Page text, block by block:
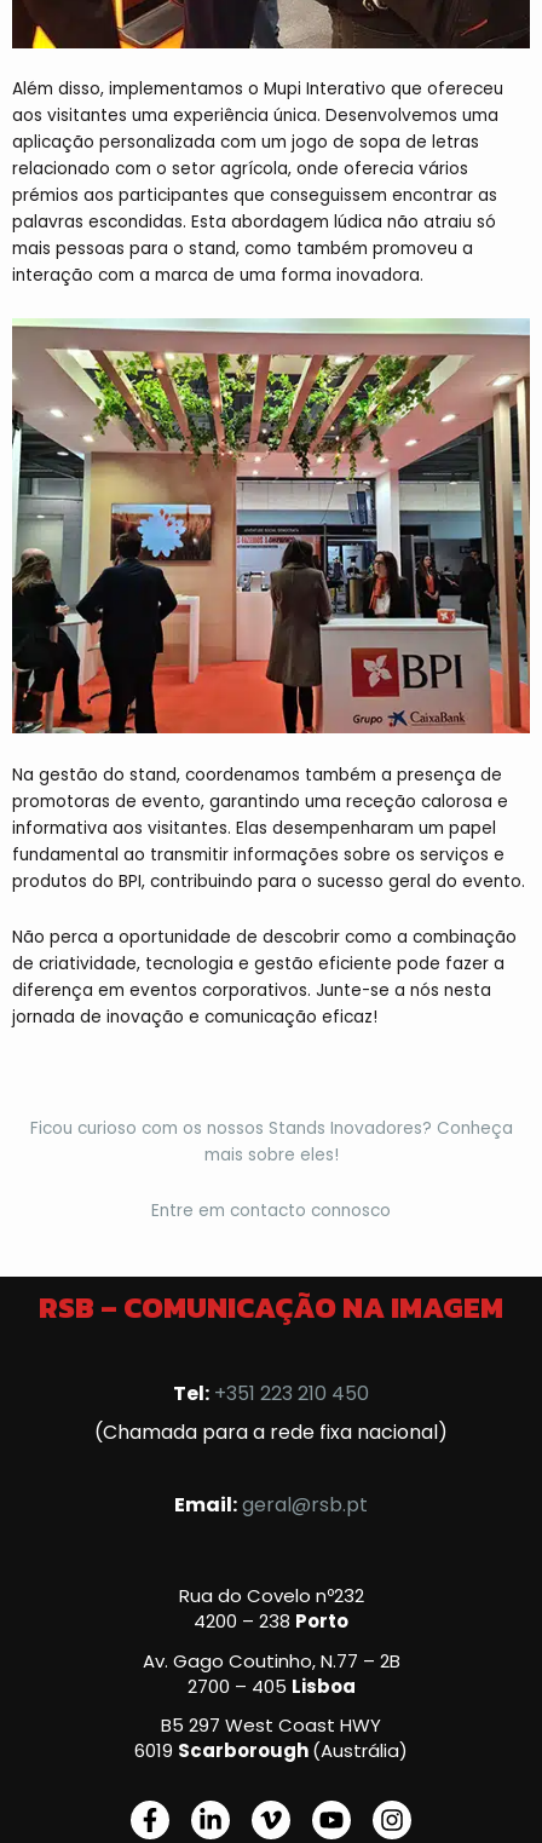
Além disso, implementamos o Mupi Interativo que ofereceu
aos visitantes uma experiência única. Desenvolvemos uma
aplicação personalizada com um jogo de sopa de letras
relacionado com o setor agrícola, onde oferecia vários
prémios aos participantes que conseguissem encontrar as
palavras escondidas. Esta abordagem lúdica não atraiu só
mais pessoas para o stand, como também promoveu a
interação com a marca de uma forma inovadora.
Na gestão do stand, coordenamos também a presença de
promotoras de evento, garantindo uma receção calorosa e
informativa aos visitantes. Elas desempenharam um papel
fundamental ao transmitir informações sobre os serviços e
produtos do BPI, contribuindo para o sucesso geral do evento.
Não perca a oportunidade de descobrir como a combinação
de criatividade, tecnologia e gestão eficiente pode fazer a
diferença em eventos corporativos. Junte-se a nós nesta
jornada de inovação e comunicação eficaz!
Ficou curioso com os nossos Stands Inovadores? Conheça
mais sobre eles!
Entre em contacto connosco
RSB – COMUNICAÇÃO NA IMAGEM
Tel: +351 223 210 450
(Chamada para a rede fixa nacional)
Email:geral@rsb.pt
Rua do Covelo nº232
4200 – 238 Porto
Av. Gago Coutinho, N.77 – 2B
2700 – 405 Lisboa
B5 297 West Coast HWY
6019 Scarborough(Austrália)
F L V Y I